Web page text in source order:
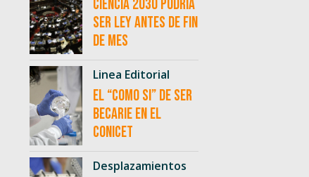
Ciencia 2030 podría
ser ley antes de fin
de mes
Linea Editorial
El “como si” de ser
becarie en el
CONICET
Desplazamientos